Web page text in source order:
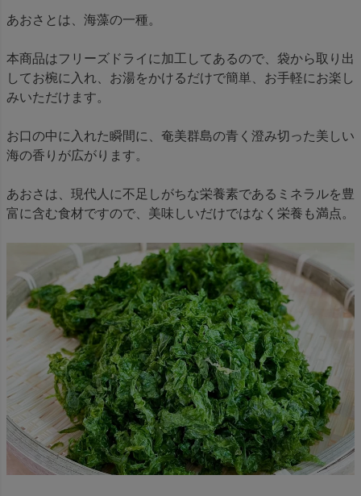
あおさとは、海藻の一種。
本商品はフリーズドライに加工してあるので、袋から取り出
してお椀に入れ、お湯をかけるだけで簡単、お手軽にお楽し
みいただけます。
お口の中に入れた瞬間に、奄美群島の青く澄み切った美しい
海の香りが広がります。
あおさは、現代人に不足しがちな栄養素であるミネラルを豊
富に含む食材ですので、美味しいだけではなく栄養も満点。